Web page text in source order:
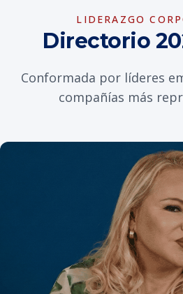
LIDERAZGO
Directorio
Conformada por líderes
compañías más